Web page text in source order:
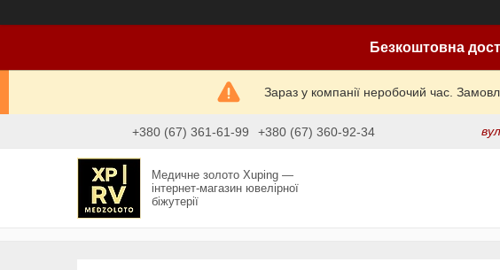
Безкоштовна
Зараз у компанії неробочий час.
+380 (67) 361-61-99 +380 (67) 360-92-34
Медичне золото Xuping —
інтернет-магазин ювелірної
біжутерії